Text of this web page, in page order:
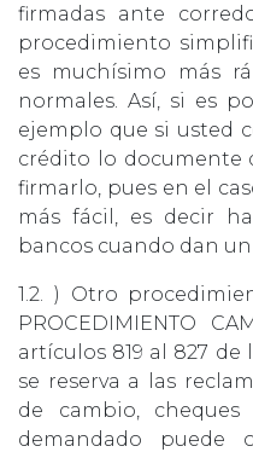
firmadas ante
procedimiento
es muchísimo más
normales. Así, si es
ejemplo que si usted
crédito lo documente
firmarlo, pues en el
más fácil, es decir
bancos cuando dan
1.2. ) Otro
PROCEDIMIENTO
artículos 819 al 827
se reserva a las
de cambio,
demandado puede